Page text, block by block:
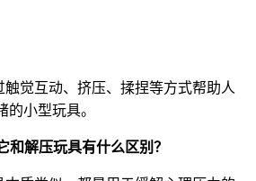
觉互动、挤压、揉捏等方式帮助人
的小型玩具。
和解压玩具有什么区别？